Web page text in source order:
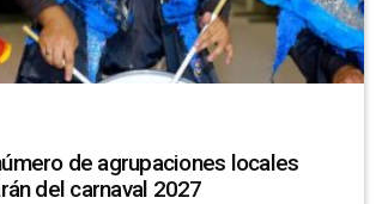
de agrupaciones locales
del carnaval 2027